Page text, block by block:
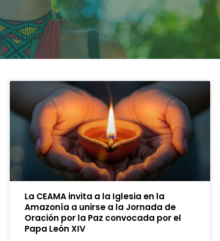
La CEAMA invita a la Iglesia en la
Amazonía a unirse a la Jornada de
Oración por la Paz convocada por el
Papa León XIV